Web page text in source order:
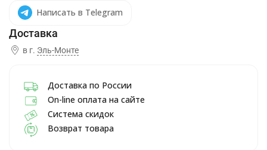
Написать в Telegram
в г. Эль-Монте
Доставка по России
On-line оплата на сайте
Система скидок
Возврат товара